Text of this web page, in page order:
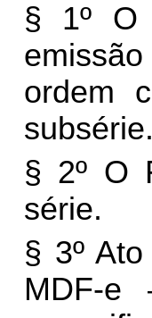
§ 1º O
ordem
subsérie.
§ 2º O
série.
§ 3º
MDF-e